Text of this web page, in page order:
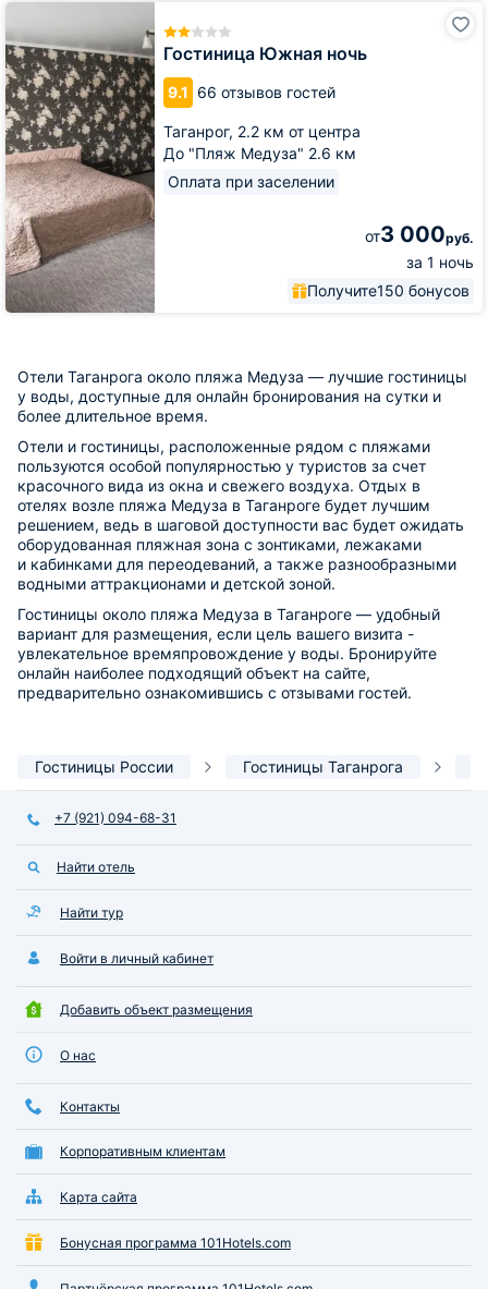
Гостиница Южная ночь
9.1 66 отзывов гостей
Таганрог, 2.2 км от центра
До "Пляж Медуза" 2.6 км
Оплата при заселении
от3 000руб.
за 1 ночь
Получите150 бонусов
Гостиница
Южная
ночь
Отели Таганрога около пляжа Медуза — лучшие гостиницы
у воды, доступные для онлайн бронирования на сутки и
более длительное время.
Отели и гостиницы, расположенные рядом с пляжами
пользуются особой популярностью у туристов за счет
красочного вида из окна и свежего воздуха. Отдых в
отелях возле пляжа Медуза в Таганроге будет лучшим
решением, ведь в шаговой доступности вас будет ожидать
оборудованная пляжная зона с зонтиками, лежаками
и кабинками для переодеваний, а также разнообразными
водными аттракционами и детской зоной.
Гостиницы около пляжа Медуза в Таганроге — удобный
вариант для размещения, если цель вашего визита -
увлекательное времяпровождение у воды. Бронируйте
онлайн наиболее подходящий объект на сайте,
предварительно ознакомившись с отзывами гостей.
Гостиницы России Гостиницы Таганрога
+7 (921) 094-68-31
Найти отель
Найти тур
Войти в личный кабинет
Добавить объект размещения
О нас
Контакты
Корпоративным клиентам
Карта сайта
Бонусная программа 101Hotels.com